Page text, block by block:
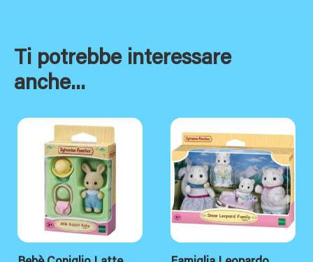
Ti potrebbe interessare
anche...